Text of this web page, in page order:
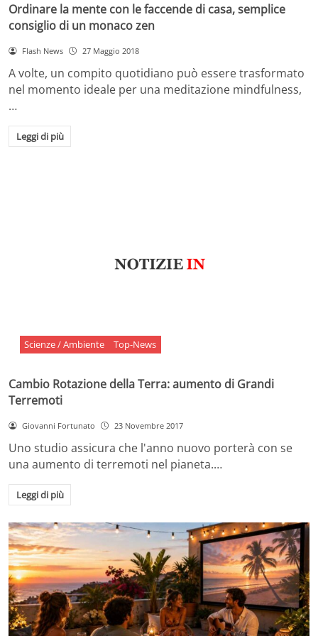
Ordinare la mente con le faccende di casa, semplice
consiglio di un monaco zen
Flash News 27 Maggio 2018
A volte, un compito quotidiano può essere trasformato
nel momento ideale per una meditazione mindfulness,
…
Leggi di più
Scienze / Ambiente Top-News
Cambio Rotazione della Terra: aumento di Grandi
Terremoti
Giovanni Fortunato 23 Novembre 2017
Uno studio assicura che l'anno nuovo porterà con se
una aumento di terremoti nel pianeta.…
Leggi di più